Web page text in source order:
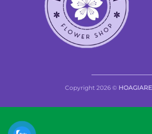
Copyright 2026 ©